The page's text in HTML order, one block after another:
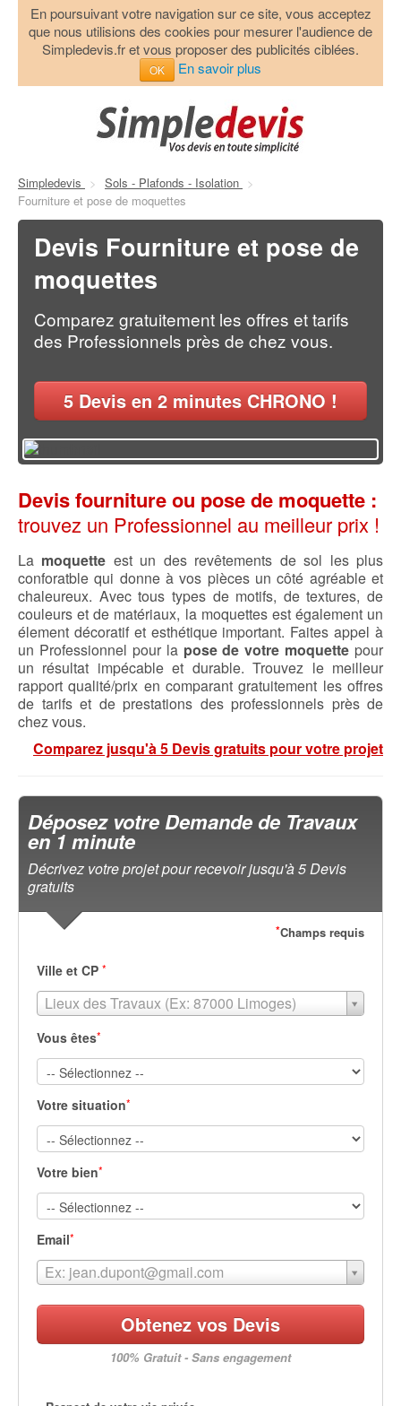
En poursuivant votre navigation sur ce site, vous acceptez
que nous utilisions des cookies pour mesurer l'audience de
Simpledevis.fr et vous proposer des publicités ciblées.
OK En savoir plus
Simpledevis > Sols - Plafonds - Isolation >
Fourniture et pose de moquettes
Devis Fourniture et pose de
moquettes
Comparez gratuitement les offres et tarifs
des Professionnels près de chez vous.
5 Devis en 2 minutes CHRONO !
Devis fourniture ou pose de moquette :
trouvez un Professionnel au meilleur prix !
La moquette est un des revêtements de sol les plus
conforatble qui donne à vos pièces un côté agréable et
chaleureux. Avec tous types de motifs, de textures, de
couleurs et de matériaux, la moquettes est également un
élement décoratif et esthétique important. Faites appel à
un Professionnel pour la pose de votre moquette pour
un résultat impécable et durable. Trouvez le meilleur
rapport qualité/prix en comparant gratuitement les offres
de tarifs et de prestations des professionnels près de
chez vous.
Comparez jusqu'à 5 Devis gratuits pour votre projet
Déposez votre Demande de Travaux
en 1 minute
Décrivez votre projet pour recevoir jusqu'à 5 Devis
gratuits
*Champs requis
Ville et CP *
Lieux des Travaux (Ex: 87000 Limoges)
Vous êtes*
Votre situation*
Votre bien*
Email*
Ex: jean.dupont@gmail.com
Obtenez vos Devis
100% Gratuit - Sans engagement